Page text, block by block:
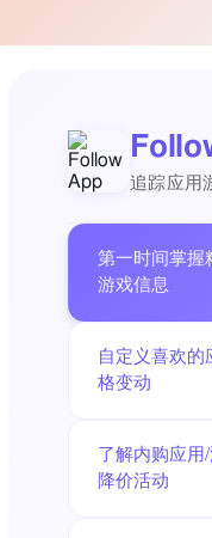
追踪应用
第一时间掌握
游戏信息
自定义喜欢的
格变动
了解内购应
降价活动